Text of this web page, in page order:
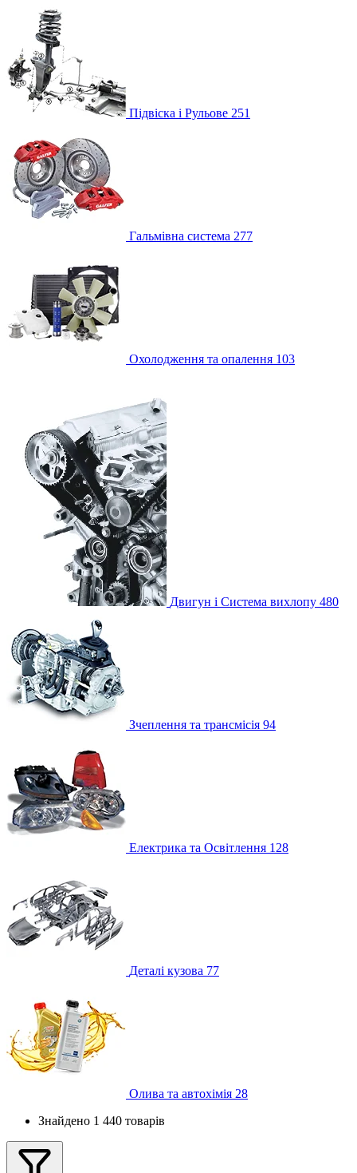
Підвіска і Рульове 251
Гальмівна система 277
Охолодження та опалення 103
Двигун і Система вихлопу 480
Зчеплення та трансмісія 94
Електрика та Освітлення 128
Деталі кузова 77
Олива та автохімія 28
Знайдено 1 440 товарів